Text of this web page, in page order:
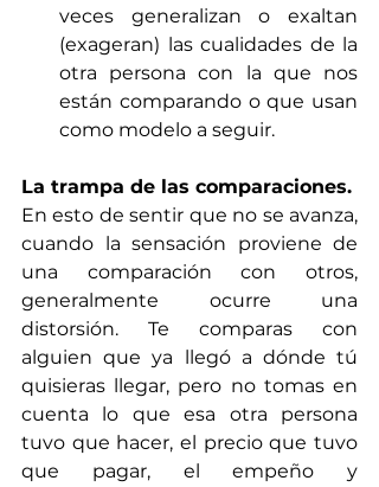
veces generalizan o exaltan
(exageran) las cualidades de la
otra persona con la que nos
están comparando o que usan
como modelo a seguir.
La trampa de las comparaciones.
En esto de sentir que no se avanza,
cuando la sensación proviene de
una comparación con otros,
generalmente ocurre una
distorsión. Te comparas con
alguien que ya llegó a dónde tú
quisieras llegar, pero no tomas en
cuenta lo que esa otra persona
tuvo que hacer, el precio que tuvo
que pagar, el empeño y